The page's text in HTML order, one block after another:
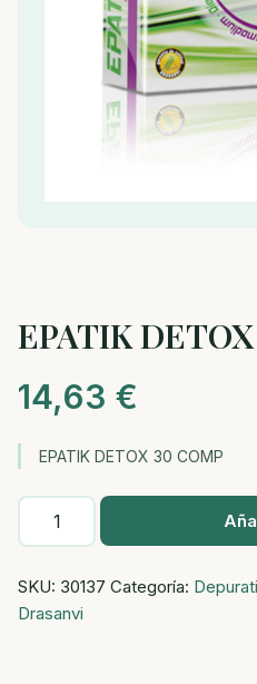
EPATIK
14,63 €
EPATIK DETOX 30 COMP
EPATIK
DETOX
COMP
cantidad
SKU: 30137 Categoría:
Drasanvi